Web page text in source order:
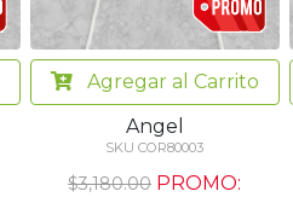
Agregar al Carrito
Angel
SKU COR80003
$3,180.00 PROMO: